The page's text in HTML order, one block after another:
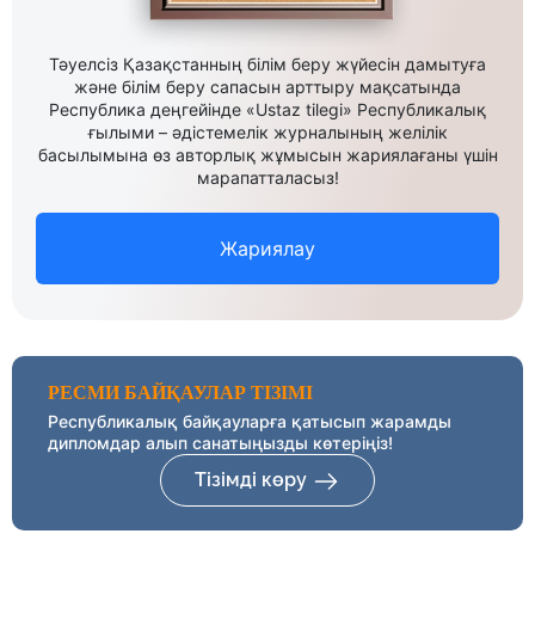
Тәуелсіз Қазақстанның білім беру жүйесін дамытуға
және білім беру сапасын арттыру мақсатында
Республика деңгейінде «Ustaz tilegi» Республикалық
ғылыми – әдістемелік журналының желілік
басылымына өз авторлық жұмысын жариялағаны үшін
марапатталасыз!
Жариялау
РЕСМИ БАЙҚАУЛАР ТІЗІМІ
Республикалық байқауларға қатысып жарамды
дипломдар алып санатыңызды көтеріңіз!
Тізімді көру